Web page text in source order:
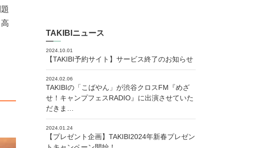
TAKIBIニュース
2024.10.01
【TAKIBI予約サイト】サービス終了のお知らせ
2024.02.06
TAKIBIの「こばやん」が渋谷クロスFM『めざ
せ！キャンプフェスRADIO』に出演させていた
だきま…
2024.01.24
【プレゼント企画】TAKIBI2024年新春プレゼン